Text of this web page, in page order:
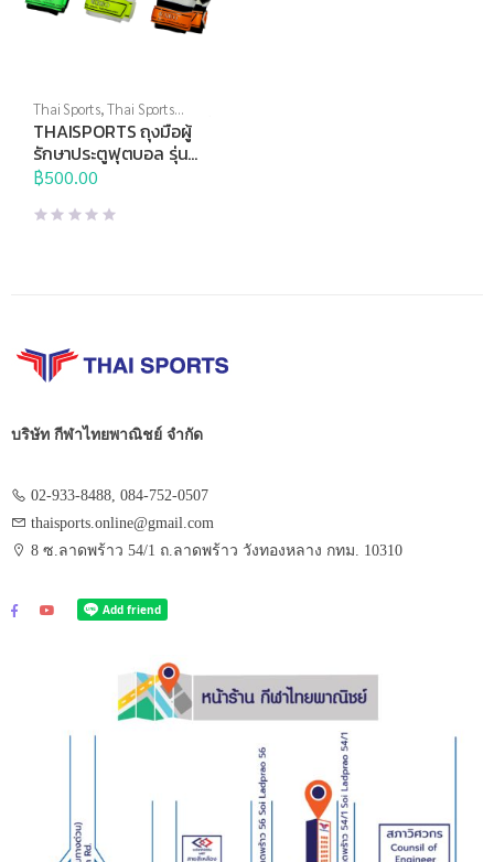
Thai Sports,Thai Sports
Brand,อุปกรณ์ฝึกซ้อม,อุปกรณ์
สนาม
THAISPORTS ถุงมือผู้
รักษาประตูฟุตบอล รุ่น
CG-1802 LAVA
฿500.00
บริษัท กีฬาไทยพาณิชย์ จำกัด
02-933-8488, 084-752-0507
thaisports.online@gmail.com
8 ซ.ลาดพร้าว 54/1 ถ.ลาดพร้าว วังทองหลาง กทม. 10310